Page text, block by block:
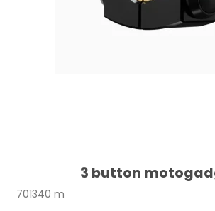
3 button
701340 m